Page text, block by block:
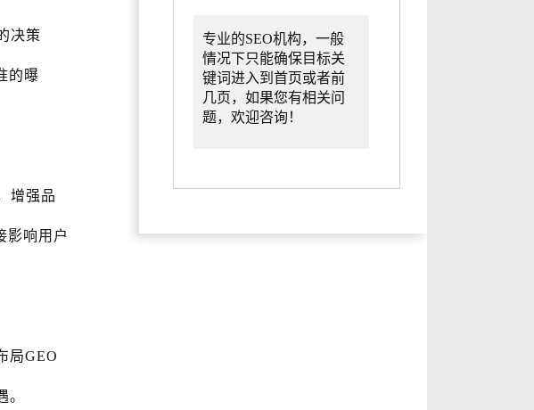
决策
的曝
增强品
影响用户
局GEO
专业的SEO机构，一般
情况下只能确保目标关
键词进入到首页或者前
几页，如果您有相关问
题，欢迎咨询！